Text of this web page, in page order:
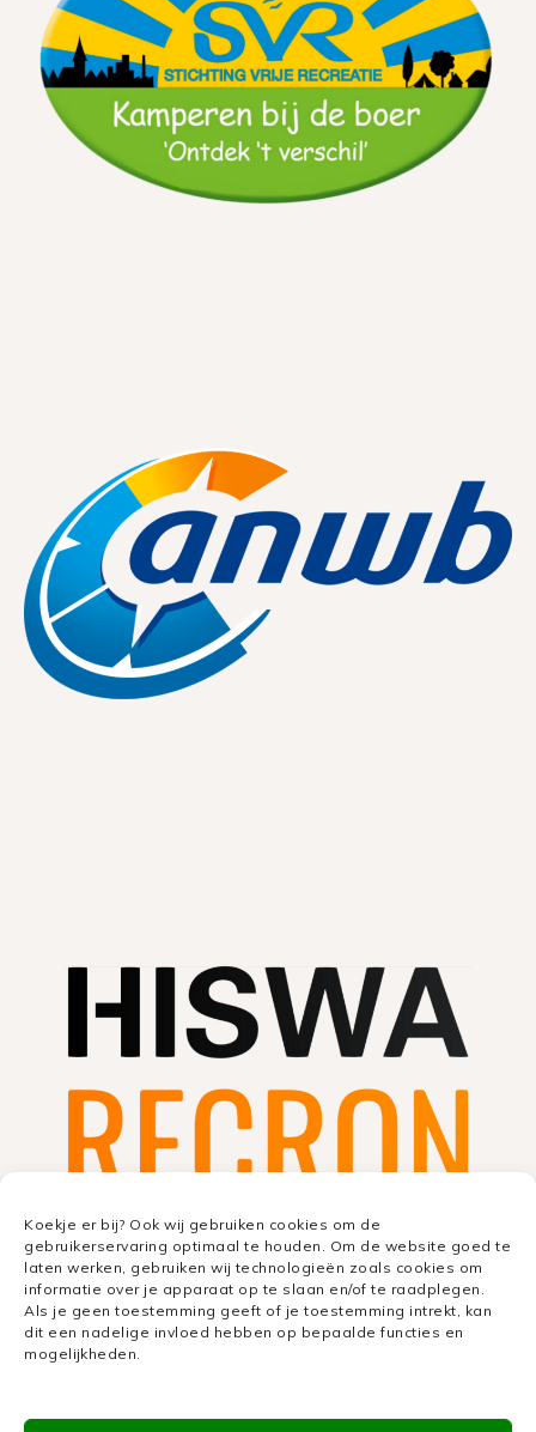
Koekje er bij? Ook wij gebruiken cookies om de
gebruikerservaring optimaal te houden. Om de website goed te
laten werken, gebruiken wij technologieën zoals cookies om
informatie over je apparaat op te slaan en/of te raadplegen.
Als je geen toestemming geeft of je toestemming intrekt, kan
dit een nadelige invloed hebben op bepaalde functies en
mogelijkheden.